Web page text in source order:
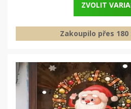
ZVOLIT
Zakoupilo přes